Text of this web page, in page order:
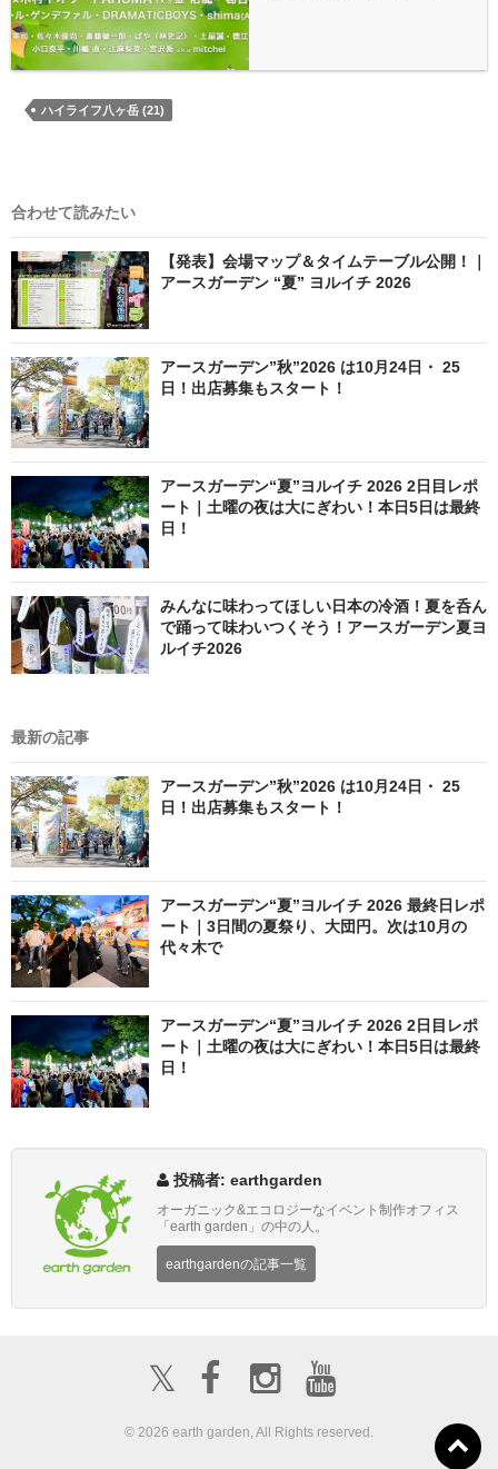
ハイライフ八ヶ岳 (21)
合わせて読みたい
【発表】会場マップ＆タイムテーブル公開！｜
アースガーデン “夏” ヨルイチ 2026
アースガーデン”秋”2026 は10月24日・ 25
日！出店募集もスタート！
アースガーデン“夏”ヨルイチ 2026 2日目レポ
ート｜土曜の夜は大にぎわい！本日5日は最終
日！
みんなに味わってほしい日本の冷酒！夏を呑ん
で踊って味わいつくそう！アースガーデン夏ヨ
ルイチ2026
最新の記事
アースガーデン”秋”2026 は10月24日・ 25
日！出店募集もスタート！
アースガーデン“夏”ヨルイチ 2026 最終日レポ
ート｜3日間の夏祭り、大団円。次は10月の
代々木で
アースガーデン“夏”ヨルイチ 2026 2日目レポ
ート｜土曜の夜は大にぎわい！本日5日は最終
日！
投稿者: earthgarden
オーガニック&エコロジーなイベント制作オフィス
「earth garden」の中の人。
earthgardenの記事一覧
𝕏
© 2026 earth garden, All Rights reserved.